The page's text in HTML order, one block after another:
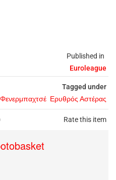
Published in
Euroleague
Tagged under
Φενερμπαχτσέ Ερυθρός Αστέρας
Rate this item